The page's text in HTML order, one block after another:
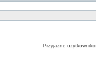
Przyjazne